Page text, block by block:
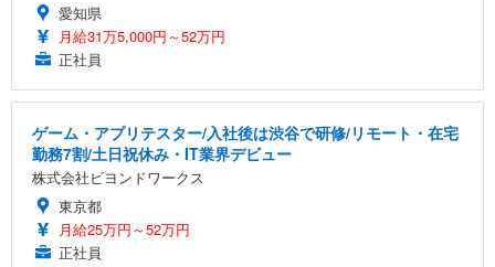
愛知県
月給31万5,000円～52万円
正社員
ゲーム・アプリテスター/入社後は渋谷で研修/リモート・在宅
勤務7割/土日祝休み・IT業界デビュー
株式会社ビヨンドワークス
東京都
月給25万円～52万円
正社員